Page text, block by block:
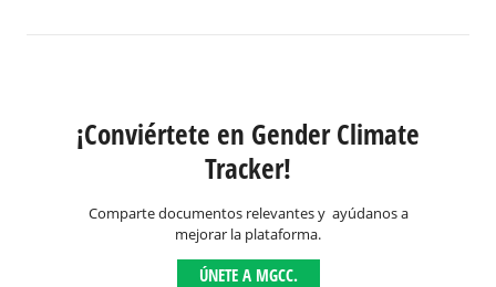
¡Conviértete en Gender Climate
Tracker!
Comparte documentos relevantes y ayúdanos a
mejorar la plataforma.
ÚNETE A MGCC.